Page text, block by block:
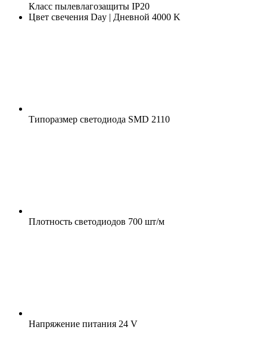
Класс пылевлагозащиты IP20
Цвет свечения Day | Дневной 4000 K
Типоразмер светодиода SMD 2110
Плотность светодиодов 700 шт/м
Напряжение питания 24 V